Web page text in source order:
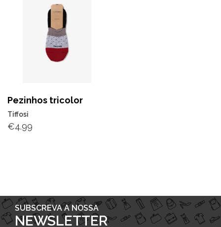
Pezinhos tricolor
Tiffosi
€4.99
SUBSCREVA A NOSSA
NEWSLETTER